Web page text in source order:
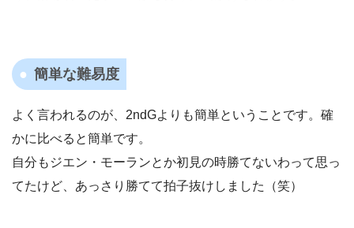
簡単な難易度
よく言われるのが、2ndGよりも簡単ということです。確
かに比べると簡単です。
自分もジエン・モーランとか初見の時勝てないわって思っ
てたけど、あっさり勝てて拍子抜けしました（笑）